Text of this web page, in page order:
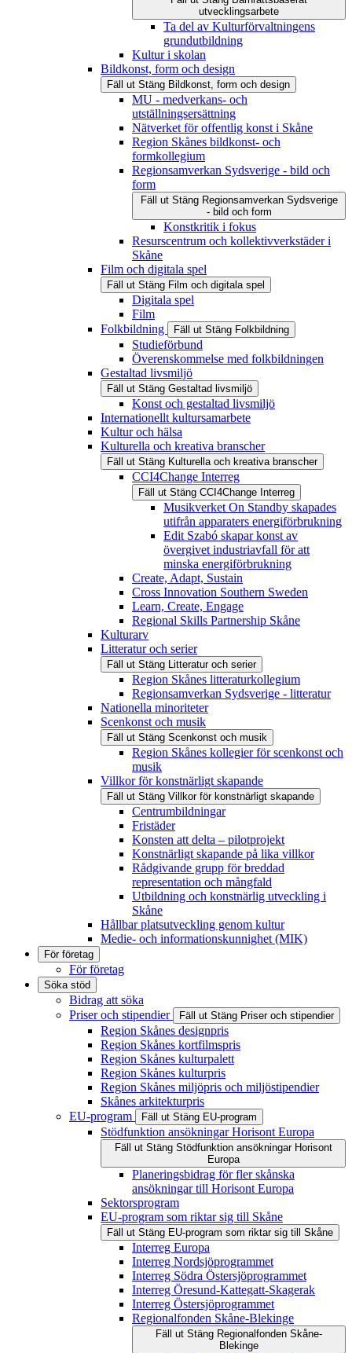
utvecklingsarbete
Ta del av Kulturförvaltningens
grundutbildning
Kultur i skolan
Bildkonst, form och design
Fäll ut Stäng Bildkonst, form och design
MU - medverkans- och
utställningsersättning
Nätverket för offentlig konst i Skåne
Region Skånes bildkonst- och
formkollegium
Regionsamverkan Sydsverige - bild och
form
Fäll ut Stäng Regionsamverkan Sydsverige
- bild och form
Konstkritik i fokus
Resurscentrum och kollektivverkstäder i
Skåne
Film och digitala spel
Fäll ut Stäng Film och digitala spel
Digitala spel
Film
Folkbildning
Fäll ut Stäng Folkbildning
Studieförbund
Överenskommelse med folkbildningen
Gestaltad livsmiljö
Fäll ut Stäng Gestaltad livsmiljö
Konst och gestaltad livsmiljö
Internationellt kultursamarbete
Kultur och hälsa
Kulturella och kreativa branscher
Fäll ut Stäng Kulturella och kreativa branscher
CCI4Change Interreg
Fäll ut Stäng CCI4Change Interreg
Musikverket On Standby skapades
utifrån apparaters energiförbrukning
Edit Szabó skapar konst av
övergivet industriavfall för att
minska energiförbrukning
Create, Adapt, Sustain
Cross Innovation Southern Sweden
Learn, Create, Engage
Regional Skills Partnership Skåne
Kulturarv
Litteratur och serier
Fäll ut Stäng Litteratur och serier
Region Skånes litteraturkollegium
Regionsamverkan Sydsverige - litteratur
Nationella minoriteter
Scenkonst och musik
Fäll ut Stäng Scenkonst och musik
Region Skånes kollegier för scenkonst och
musik
Villkor för konstnärligt skapande
Fäll ut Stäng Villkor för konstnärligt skapande
Centrumbildningar
Fristäder
Konsten att delta – pilotprojekt
Konstnärligt skapande på lika villkor
Rådgivande grupp för breddad
representation och mångfald
Utbildning och konstnärlig utveckling i
Skåne
Hållbar platsutveckling genom kultur
Medie- och informationskunnighet (MIK)
För företag
För företag
Söka stöd
Bidrag att söka
Priser och stipendier
Fäll ut Stäng Priser och stipendier
Region Skånes designpris
Region Skånes kortfilmspris
Region Skånes kulturpalett
Region Skånes kulturpris
Region Skånes miljöpris och miljöstipendier
Skånes arkitekturpris
EU-program
Fäll ut Stäng EU-program
Stödfunktion ansökningar Horisont Europa
Fäll ut Stäng Stödfunktion ansökningar Horisont
Europa
Planeringsbidrag för fler skånska
ansökningar till Horisont Europa
Sektorsprogram
EU-program som riktar sig till Skåne
Fäll ut Stäng EU-program som riktar sig till Skåne
Interreg Europa
Interreg Nordsjöprogrammet
Interreg Södra Östersjöprogrammet
Interreg Öresund-Kattegatt-Skagerak
Interreg Östersjöprogrammet
Regionalfonden Skåne-Blekinge
Fäll ut Stäng Regionalfonden Skåne-
Blekinge